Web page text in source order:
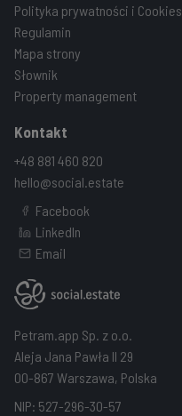
Polityka prywatności i Cookies
Regulamin
Mapa strony
Słownik
Property management
Kontakt
+48 881 460 820
hello@social.estate
Facebook
LinkedIn
Email
Petram.app Sp. z o.o.
Aleja Jana Pawła II 29
00-867 Warszawa, Polska
NIP: 527-296-30-57